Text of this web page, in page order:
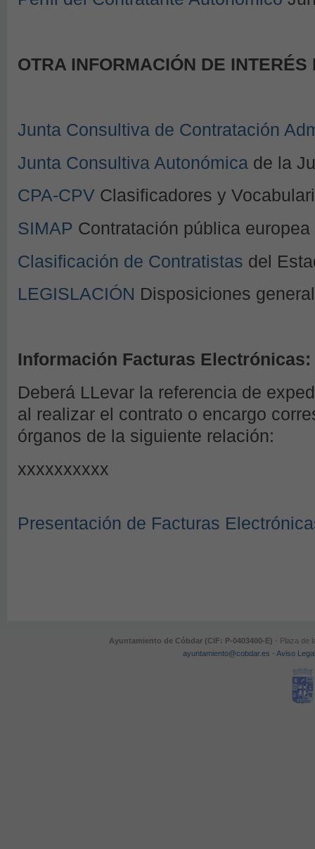
OTRA INFORMACIÓN DE
Junta Consultiva de Contratación
Junta Consultiva Autonómica de la
CPA-CPV Clasificadores y
SIMAP Contratación pública europea
Clasificación de Contratistas del
LEGISLACIÓN Disposiciones
Información Facturas Electrónicas:
Deberá LLevar la referencia de
al realizar el contrato o encargo
órganos de la siguiente relación:
xxxxxxxxxx
Presentación de Facturas
Ayuntamiento de Cóbdar (CIF: P-0403400-E) - Plaza de
ayuntamiento@cobdar.es -Aviso